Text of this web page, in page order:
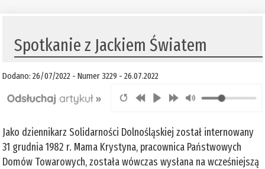
Spotkanie z Jackiem Światem
Dodano: 26/07/2022 - Numer 3229 - 26.07.2022
Jako dziennikarz Solidarności Dolnośląskiej został internowany
31 grudnia 1982 r. Mama Krystyna, pracownica Państwowych
Domów Towarowych, została wówczas wysłana na wcześniejszą